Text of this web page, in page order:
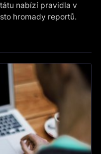
nabízí pravidla v
hromady reportů.